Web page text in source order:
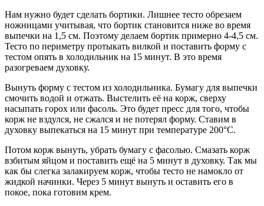
Нам нужно будет сделать бортики. Лишнее тесто обрезаем
ножницами учитывая, что бортик становится ниже во время
выпечки на 1,5 см. Поэтому делаем бортик примерно 4-4,5 см.
Тесто по периметру протыкать вилкой и поставить форму с
тестом опять в холодильник на 15 минут. В это время
разогреваем духовку.
Вынуть форму с тестом из холодильника. Бумагу для выпечки
смочить водой и отжать. Выстелить её на корж, сверху
насыпать горох или фасоль. Это будет пресс для того, чтобы
корж не вздулся, не сжался и не потерял форму. Ставим в
духовку выпекаться на 15 минут при температуре 200°С.
Потом корж вынуть, убрать бумагу с фасолью. Смазать корж
взбитым яйцом и поставить ещё на 5 минут в духовку. Так мы
как бы слегка залакируем корж, чтобы тесто не намокло от
жидкой начинки. Через 5 минут вынуть и оставить его в
покое, пока готовим крем.